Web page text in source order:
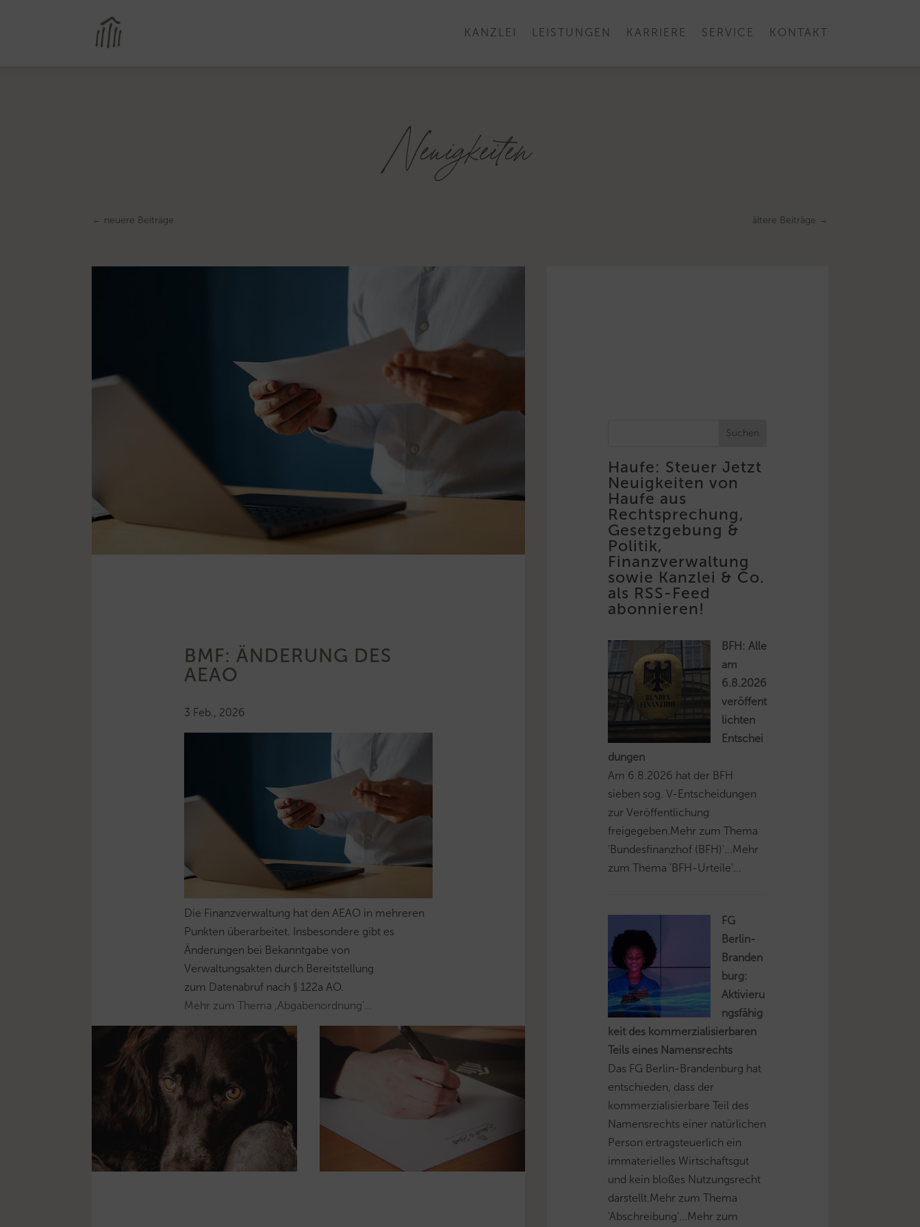
KANZLEI LEISTUNGEN KARRIERE SERVICE KONTAKT
Neuigkeiten
← neuere Beiträge ältere Beiträge →
BMF: ÄNDERUNG DES
AEAO
3 Feb., 2026
Die Finanzverwaltung hat den AEAO in mehreren
Punkten überarbeitet. Insbesondere gibt es
Änderungen bei Bekanntgabe von
Verwaltungsakten durch Bereitstellung
zum Datenabruf nach § 122a AO.
Mehr zum Thema ‚Abgabenordnung’…
Suchen
Haufe: Steuer Jetzt
Neuigkeiten von
Haufe aus
Rechtsprechung,
Gesetzgebung &
Politik,
Finanzverwaltung
sowie Kanzlei & Co.
als RSS-Feed
abonnieren!
BFH: Alle
am
6.8.2026
veröffent
lichten
Entschei
dungen
Am 6.8.2026 hat der BFH
sieben sog. V-Entscheidungen
zur Veröffentlichung
freigegeben.Mehr zum Thema
'Bundesfinanzhof (BFH)'...Mehr
zum Thema 'BFH-Urteile'...
FG
Berlin-
Branden
burg:
Aktivieru
ngsfähig
keit des kommerzialisierbaren
Teils eines Namensrechts
Das FG Berlin-Brandenburg hat
entschieden, dass der
kommerzialisierbare Teil des
Namensrechts einer natürlichen
Person ertragsteuerlich ein
immaterielles Wirtschaftsgut
und kein bloßes Nutzungsrecht
darstellt.Mehr zum Thema
'Abschreibung'...Mehr zum